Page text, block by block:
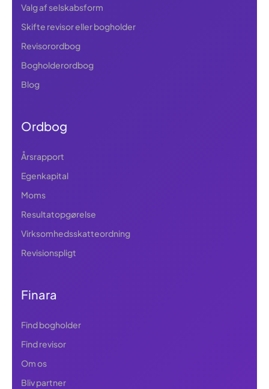
Valg af selskabsform
Skifte revisor eller bogholder
Revisorordbog
Bogholderordbog
Blog
Ordbog
Årsrapport
Egenkapital
Moms
Resultatopgørelse
Virksomhedsskatteordning
Revisionspligt
Finara
Find bogholder
Find revisor
Om os
Bliv partner